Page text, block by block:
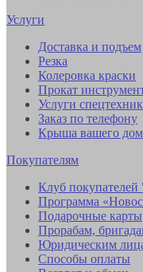
Услуги
Доставка и подъем
Резка
Колеровка краски
Прокат
Услуги
Заказ по телефону
Крыша вашего
Покупателям
Клуб
Программа
Подарочные карты
Прорабам,
Юридическим
Способы оплаты